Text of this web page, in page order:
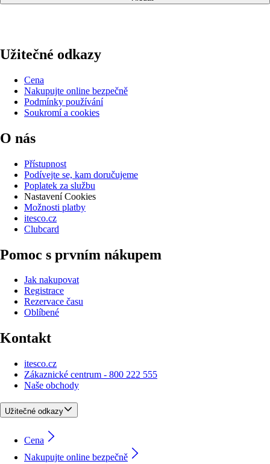
Užitečné odkazy
Cena
Nakupujte online bezpečně
Podmínky používání
Soukromí a cookies
O nás
Přístupnost
Podívejte se, kam doručujeme
Poplatek za službu
Nastavení Cookies
Možnosti platby
itesco.cz
Clubcard
Pomoc s prvním nákupem
Jak nakupovat
Registrace
Rezervace času
Oblíbené
Kontakt
itesco.cz
Zákaznické centrum - 800 222 555
Naše obchody
Užitečné odkazy
Cena
Nakupujte online bezpečně